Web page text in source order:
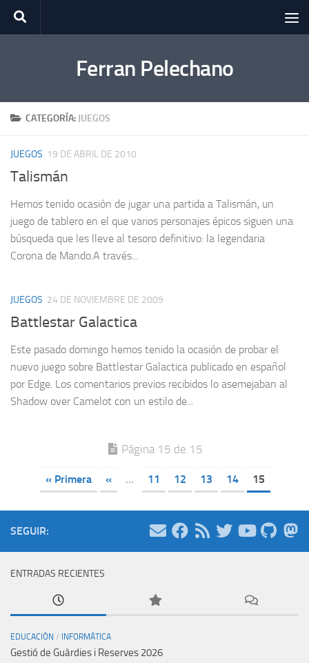
Saltar al contenido
Ferran Pelechano
CATEGORÍA: JUEGOS
JUEGOS 19 DE ABRIL DE 2010
Talismán
Hemos tenido ocasión de jugar una partida a Talismán, un
juego de tablero en el que varios personajes épicos siguen una
búsqueda que les lleve al tesoro definitivo: la legendaria
Corona de Mando.A través...
JUEGOS 24 DE NOVIEMBRE DE 2009
Battlestar Galactica
Este pasado domingo hemos tenido la ocasión de probar el
nuevo juego sobre Battlestar Galactica publicado en español
por Edge. Los comentarios previos recibidos lo asemejaban al
Shadow over Camelot con un estilo de...
Página 15 de 15
« Primera « ... 11 12 13 14 15
SEGUIR:
ENTRADAS RECIENTES
EDUCACIÓN / INFORMÁTICA
Gestió de Guàrdies i Reserves 2026